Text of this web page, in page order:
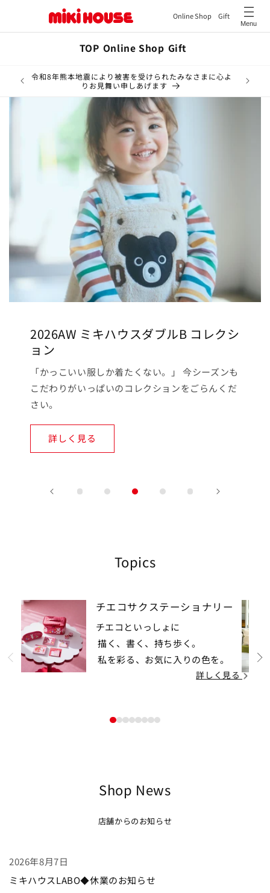
コンテ
Online Shop Gift
Menu
TOP Online Shop Gift
令和8年熊本地震により被害を受けられたみなさまに心よ
りお見舞い申しあげます
【重要
2026AW ミキハウスダブルB コレクシ
ョン
「かっこいい服しか着たくない。」 今シーズンも
こだわりがいっぱいのコレクションをごらんくだ
さい。
詳しく見る
Topics
チエコサクステーショナリー
チエコといっしょに
描く、書く、持ち歩く。
私を彩る、お気に入りの色を。
詳しく見る
prev
1234567
Shop News
店舗からのお知らせ
2026年8月7日
ミキハウスLABO◆休業のお知らせ